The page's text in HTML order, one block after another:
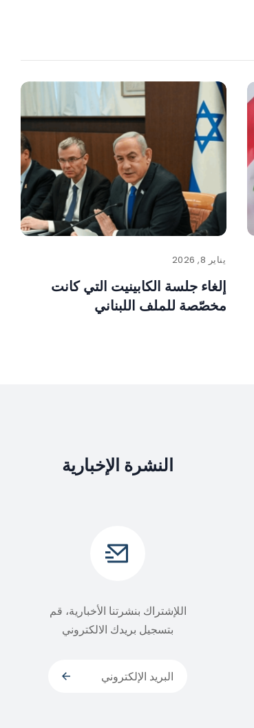
يناير 8, 2026
إلغاء جلسة الكابينيت التي كانت
مخصّصة للملف اللبناني
النشرة الإخبارية
اللإشتراك بنشرتنا الأخبارية، قم
بتسجيل بريدك الالكتروني